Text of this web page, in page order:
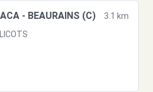
- BEAURAINS (C)
3.1 km